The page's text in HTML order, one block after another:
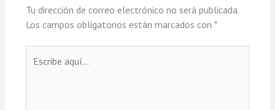
Tu dirección de correo electrónico no será publicada.
Los campos obligatorios están marcados con *
aquí...